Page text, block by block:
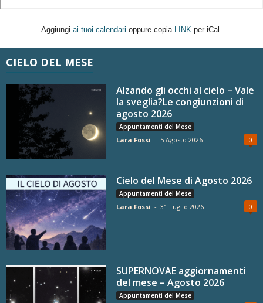
Aggiungi ai tuoi calendari oppure copia LINK per iCal
CIELO DEL MESE
Alzando gli occhi al cielo – Vale
la sveglia?Le congiunzioni di
agosto 2026
Appuntamenti del Mese
Lara Fossi - 5 Agosto 2026 0
Cielo del Mese di Agosto 2026
Appuntamenti del Mese
Lara Fossi - 31 Luglio 2026 0
SUPERNOVAE aggiornamenti
del mese – Agosto 2026
Appuntamenti del Mese